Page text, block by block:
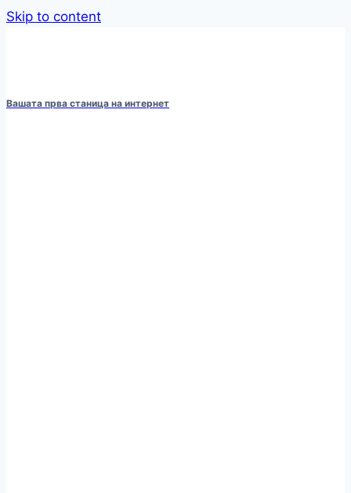
Skip to content
Вашата прва станица на интернет